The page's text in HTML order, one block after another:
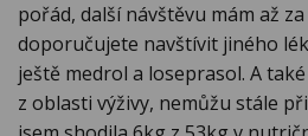
pořád, další návštěvu mám až
doporučujete navštívit jiného
ještě medrol a loseprasol. A
z oblasti výživy, nemůžu stále